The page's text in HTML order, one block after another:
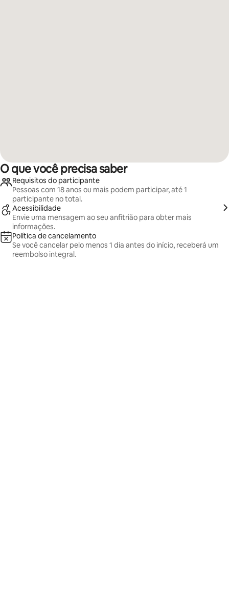
O que você precisa saber
Requisitos do participante
Pessoas com 18 anos ou mais podem participar, até 1
participante no total.
Acessibilidade
Envie uma mensagem ao seu anfitrião para obter mais
informações.
Política de cancelamento
Se você cancelar pelo menos 1 dia antes do início, receberá um
reembolso integral.